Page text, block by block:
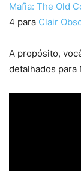
Mafia: The Old
4 para Clair
A propósito,
detalhados para